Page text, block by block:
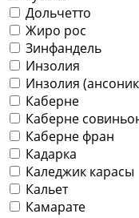
Дольчетто
Жиро рос
Зинфандель
Инзолия
Инзолия
Каберне
Каберне
Каберне фран
Кадарка
Каледжик карасы
Кальет
Камарате